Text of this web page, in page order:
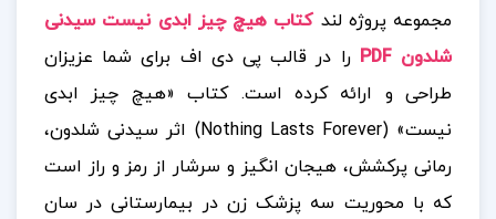
مجموعه پروژه لند کتاب هیچ چیز ابدی نیست سیدنی
شلدون PDF
را در قالب پی دی اف برای شما عزیزان
طراحی و ارائه کرده است. کتاب «هیچ چیز ابدی
نیست» (Nothing Lasts Forever) اثر سیدنی شلدون،
رمانی پرکشش، هیجان انگیز و سرشار از رمز و راز است
که با محوریت سه پزشک زن در بیمارستانی در سان